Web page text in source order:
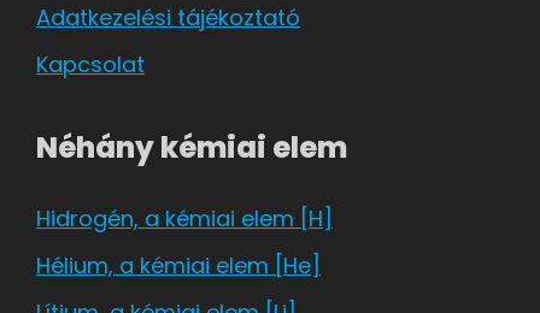
Adatkezelési tájékoztató
Kapcsolat
Néhány kémiai elem
Hidrogén, a kémiai elem [H]
Hélium, a kémiai elem [He]